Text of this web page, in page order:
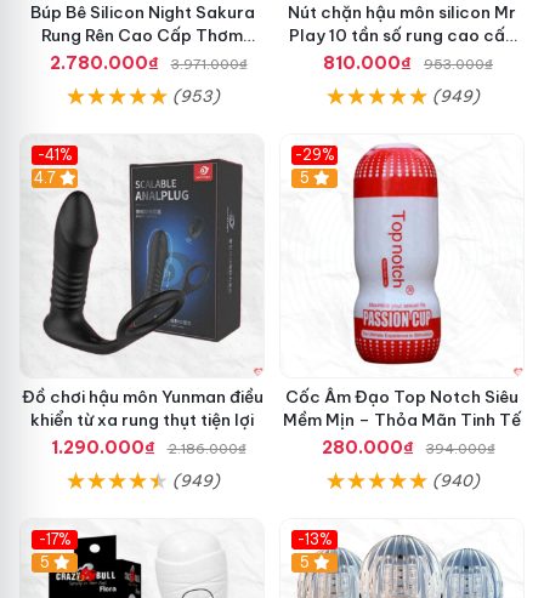
Búp Bê Silicon Night Sakura
Rung Rên Cao Cấp Thơm
Mượt
2.780.000₫ 3.971.000₫
(953)
Nút chặn hậu môn silicon Mr
Play 10 tần số rung cao cấp
tăng khoái cảm
810.000₫ 953.000₫
(949)
-41%
Hot
4.7
Đồ chơi hậu môn Yunman điều
khiển từ xa rung thụt tiện lợi
1.290.000₫
2.186.000₫
(949)
-29%
5
Cốc Âm Đạo Top Notch Siêu
Mềm Mịn – Thỏa Mãn Tinh Tế
280.000₫
394.000₫
(940)
-17%
5
-13%
Hot
5